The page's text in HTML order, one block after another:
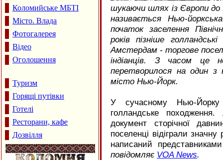
Коломийське МБТІ
Місто. Влада
Фотогалерея
Відео
Оголошення
Туризм
Горящі путівки
Готелі
Ресторани, кафе
Дозвілля
шукаючи шлях із Європи до
називається Нью-
початок заселення
років пізніше
Амстердам - торгове
індіанців. З часом це
перетворилося на один з
місто Нью-Йорк.
У сучасному Нью-
голландське
документ сторічної
поселенці відіграли
написаний
повідомляє VOANews.